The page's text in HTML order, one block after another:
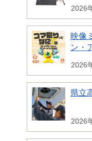
2026
映像
ン・
2026
県立
2026